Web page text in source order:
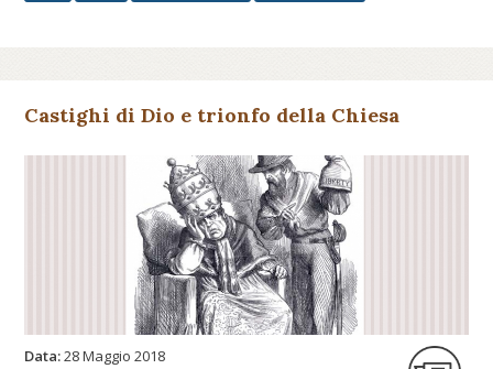
Castighi di Dio e trionfo della Chiesa
Data:28 Maggio 2018